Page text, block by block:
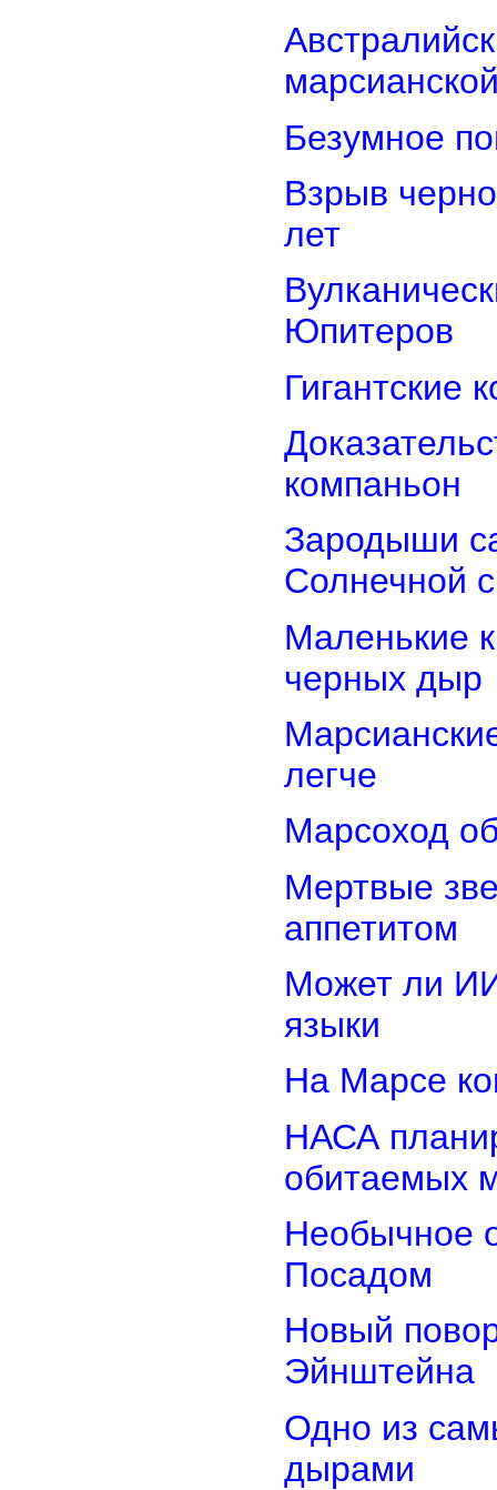
Безумное
Взрыв
лет
Юпитеров
Гигантские
компаньон
Зародыши
Солнечной
Маленькие
черных дыр
легче
Марсоход
Мертвые
аппетитом
Может ли
языки
На Марсе
НАСА
обитаемых
Необычное
Посадом
Новый
Эйнштейна
Одно из
дырами